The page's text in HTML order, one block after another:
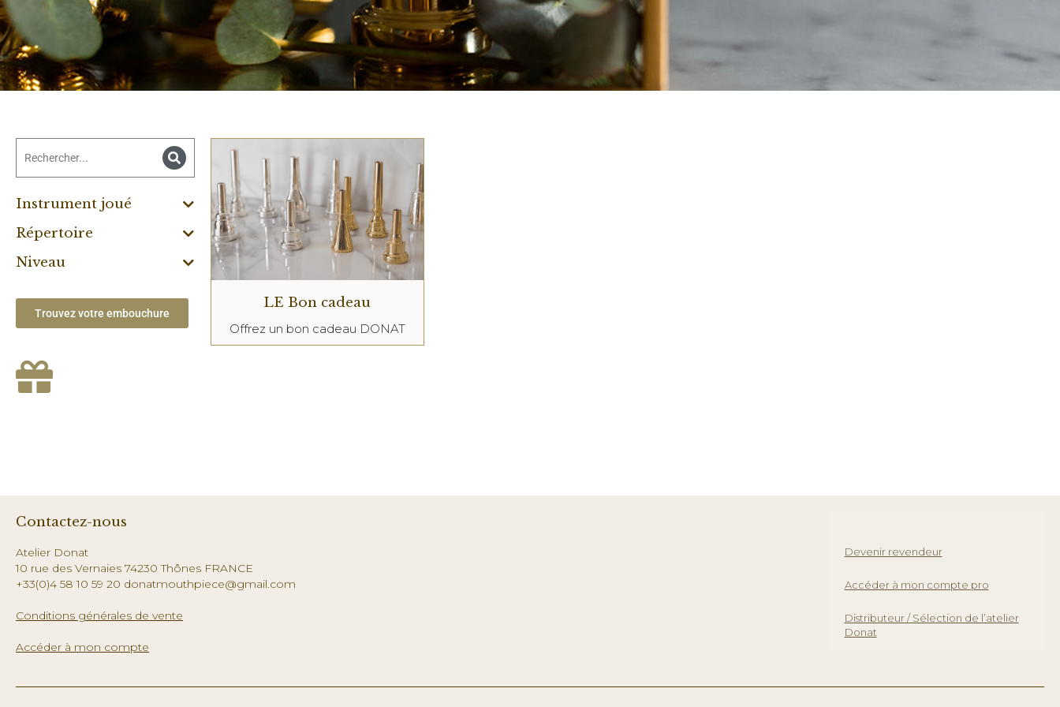
Instrument joué
Répertoire
Niveau
Trouvez votre embouchure
LE Bon cadeau
Offrez un bon cadeau DONAT
Contactez-nous
Atelier Donat
10 rue des Vernaies 74230 Thônes FRANCE
+33(0)4 58 10 59 20 donatmouthpiece@gmail.com
Conditions générales de vente
Accéder à mon compte
Devenir revendeur
Accéder à mon compte pro
Distributeur / Sélection de l’atelier
Donat